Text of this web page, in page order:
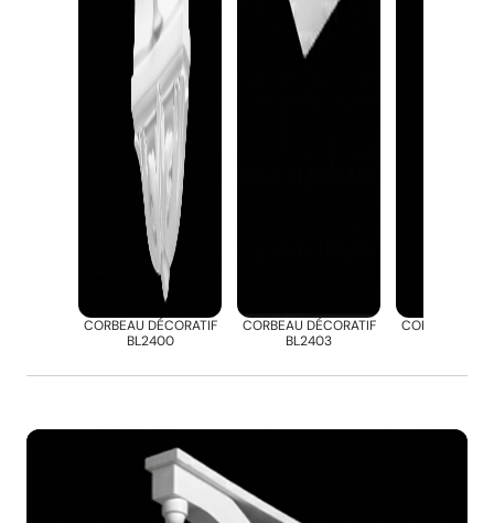
CORBEAU DÉCORATIF
BL2400
CORBEAU DÉCORATIF
BL2403
CORBEAU